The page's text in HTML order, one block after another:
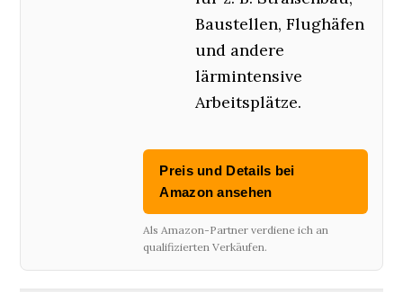
Baustellen, Flughäfen
und andere
lärmintensive
Arbeitsplätze.
Preis und Details bei
Amazon ansehen
Als Amazon-Partner verdiene ich an
qualifizierten Verkäufen.